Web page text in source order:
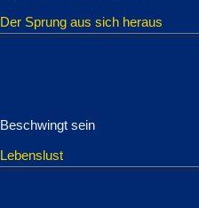
Der Sprung aus sich heraus
Beschwingt sein
Lebenslust